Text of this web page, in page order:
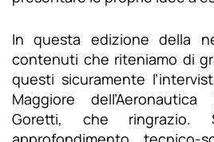
In questa edizione della
contenuti che riteniamo di
questi sicuramente
Maggiore
Goretti, che ringrazio.